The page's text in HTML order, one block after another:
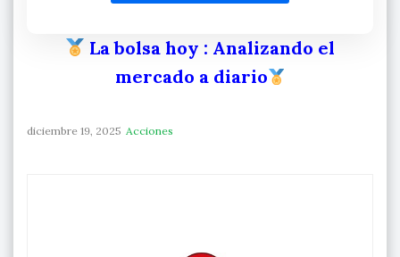
La bolsa hoy : Analizando el
mercado a diario
diciembre 19, 2025 Acciones